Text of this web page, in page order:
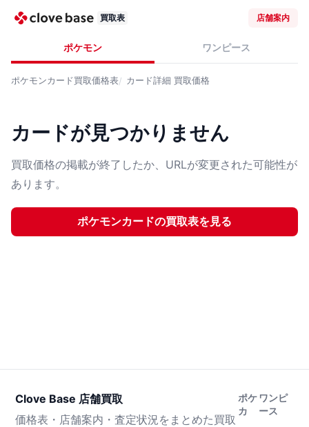
買取表 店舗案内
ポケモン ワンピース
ポケモンカード買取価格表 カード詳細 買取価格
カードが見つかりません
買取価格の掲載が終了したか、URLが変更された可能性が
あります。
ポケモンカードの買取表を見る
Clove Base 店舗買取
価格表・店舗案内・査定状況をまとめた買取
ポケ
カ
ワンピ
ース